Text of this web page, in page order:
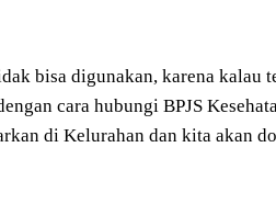
bisa digunakan, karena kalau
cara hubungi BPJS
di Kelurahan dan kita akan